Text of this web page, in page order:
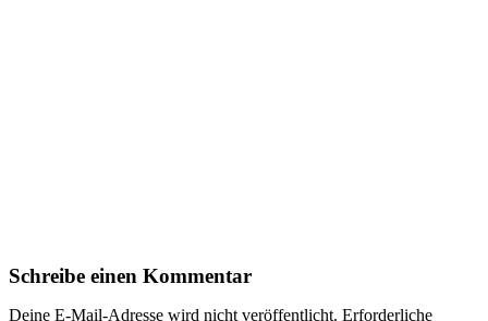
Schreibe einen Kommentar
Deine E-Mail-Adresse wird nicht veröffentlicht. Erforderliche